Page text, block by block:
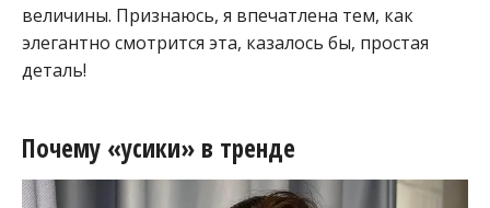
величины. Признаюсь, я впечатлена тем, как
элегантно смотрится эта, казалось бы, простая
деталь!
Почему «усики» в тренде